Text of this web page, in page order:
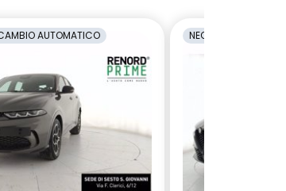
AUTOMATICO NEOPATENTATI